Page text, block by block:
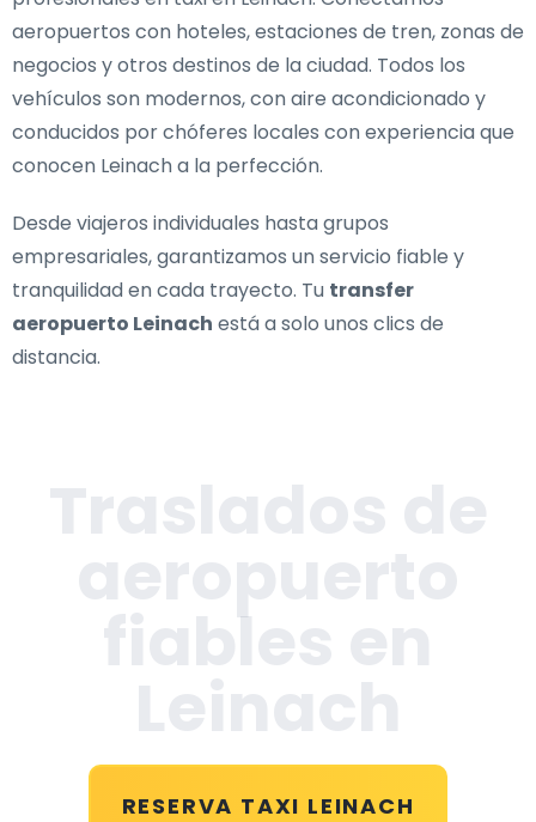
aeropuertos con hoteles, estaciones de tren, zonas de
negocios y otros destinos de la ciudad. Todos los
vehículos son modernos, con aire acondicionado y
conducidos por chóferes locales con experiencia que
conocen Leinach a la perfección.
Desde viajeros individuales hasta grupos
empresariales, garantizamos un servicio fiable y
tranquilidad en cada trayecto. Tu transfer
aeropuerto Leinach está a solo unos clics de
distancia.
fiables en
RESERVA TAXI LEINACH